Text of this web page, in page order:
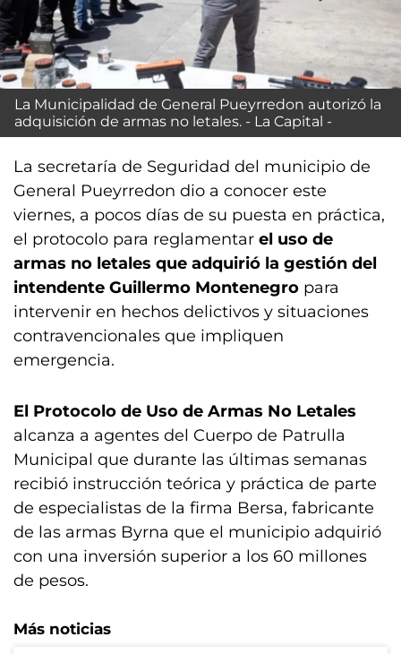
La Municipalidad de General Pueyrredon autorizó la
adquisición de armas no letales. - La Capital -
La secretaría de Seguridad del municipio de
General Pueyrredon dio a conocer este
viernes, a pocos días de su puesta en práctica,
el protocolo para reglamentar el uso de
armas no letales que adquirió la gestión del
intendente Guillermo Montenegro para
intervenir en hechos delictivos y situaciones
contravencionales que impliquen
emergencia.
El Protocolo de Uso de Armas No Letales
alcanza a agentes del Cuerpo de Patrulla
Municipal que durante las últimas semanas
recibió instrucción teórica y práctica de parte
de especialistas de la firma Bersa, fabricante
de las armas Byrna que el municipio adquirió
con una inversión superior a los 60 millones
de pesos.
Más noticias